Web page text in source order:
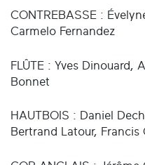
CONTREBASSE :
Carmelo Fernandez
FLÛTE : Yves Dinouard,
Bonnet
HAUTBOIS : Daniel
Bertrand Latour, Francis